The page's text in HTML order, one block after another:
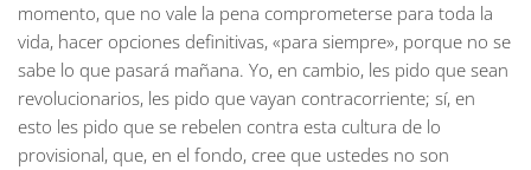
momento, que no vale la pena comprometerse para toda la
vida, hacer opciones definitivas, «para siempre», porque no se
sabe lo que pasará mañana. Yo, en cambio, les pido que sean
revolucionarios, les pido que vayan contracorriente; sí, en
esto les pido que se rebelen contra esta cultura de lo
provisional, que, en el fondo, cree que ustedes no son